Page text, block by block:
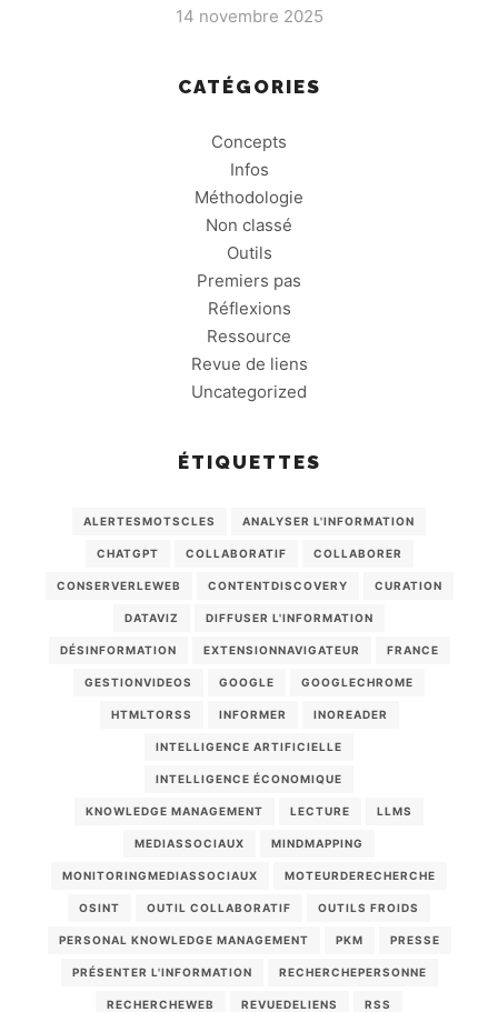
14 novembre 2025
CATÉGORIES
Concepts
Infos
Méthodologie
Non classé
Outils
Premiers pas
Réflexions
Ressource
Revue de liens
Uncategorized
ÉTIQUETTES
ALERTESMOTSCLES ANALYSER L'INFORMATION
CHATGPT COLLABORATIF COLLABORER
CONSERVERLEWEB CONTENTDISCOVERY CURATION
DATAVIZ DIFFUSER L'INFORMATION
DÉSINFORMATION EXTENSIONNAVIGATEUR FRANCE
GESTIONVIDEOS GOOGLE GOOGLECHROME
HTMLTORSS INFORMER INOREADER
INTELLIGENCE ARTIFICIELLE
INTELLIGENCE ÉCONOMIQUE
KNOWLEDGE MANAGEMENT LECTURE LLMS
MEDIASSOCIAUX MINDMAPPING
MONITORINGMEDIASSOCIAUX MOTEURDERECHERCHE
OSINT OUTIL COLLABORATIF OUTILS FROIDS
PERSONAL KNOWLEDGE MANAGEMENT PKM PRESSE
PRÉSENTER L'INFORMATION RECHERCHEPERSONNE
RECHERCHEWEB REVUEDELIENS RSS